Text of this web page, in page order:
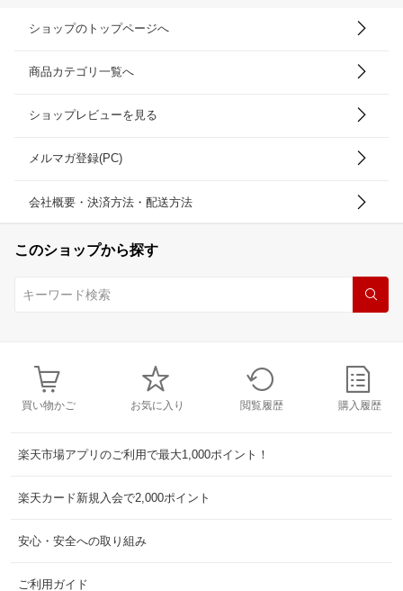
ショップのトップページへ
商品カテゴリ一覧へ
ショップレビューを見る
メルマガ登録(PC)
会社概要・決済方法・配送方法
このショップから探す
買い物かご お気に入り 閲覧履歴 購入履歴
楽天市場アプリのご利用で最大1,000ポイント！
楽天カード新規入会で2,000ポイント
安心・安全への取り組み
ご利用ガイド